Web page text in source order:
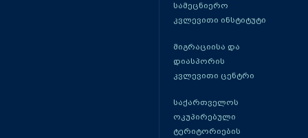
სამეცნიერო
კვლევითი ინსტიტუტი
მიგრაციისა და
დიასპორის
კვლევითი ცენტრი
საქართველოს
ოკუპირებული
ტერიტორიების